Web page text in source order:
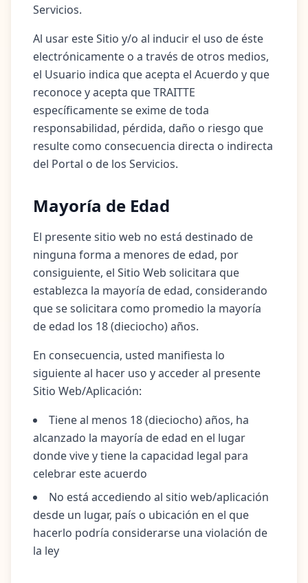
Servicios.
Al usar este Sitio y/o al inducir el uso de éste
electrónicamente o a través de otros medios,
el Usuario indica que acepta el Acuerdo y que
reconoce y acepta que TRAITTE
específicamente se exime de toda
responsabilidad, pérdida, daño o riesgo que
resulte como consecuencia directa o indirecta
del Portal o de los Servicios.
Mayoría de Edad
El presente sitio web no está destinado de
ninguna forma a menores de edad, por
consiguiente, el Sitio Web solicitara que
establezca la mayoría de edad, considerando
que se solicitara como promedio la mayoría
de edad los 18 (dieciocho) años.
En consecuencia, usted manifiesta lo
siguiente al hacer uso y acceder al presente
Sitio Web/Aplicación:
Tiene al menos 18 (dieciocho) años, ha
alcanzado la mayoría de edad en el lugar
donde vive y tiene la capacidad legal para
celebrar este acuerdo
No está accediendo al sitio web/aplicación
desde un lugar, país o ubicación en el que
hacerlo podría considerarse una violación de
la ley